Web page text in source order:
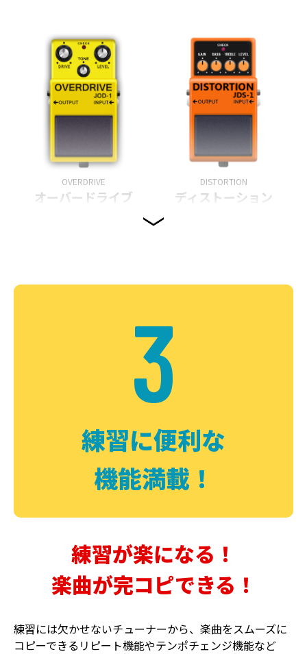
OVERDRIVE
オーバードライブ
DISTORTION
ディストーション
DELAY PHASER
3
練習に便利な
機能満載！
練習が楽になる！
楽曲が完コピできる！
練習には欠かせないチューナーから、楽曲をスムーズに
コピーできるリピート機能やテンポチェンジ機能など